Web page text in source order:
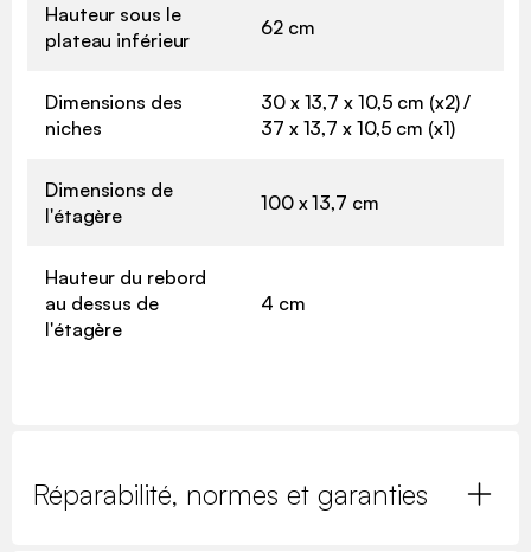
Hauteur sous le
plateau inférieur
62 cm
Dimensions des
niches
30 x 13,7 x 10,5 cm (x2) /
37 x 13,7 x 10,5 cm (x1)
Dimensions de
l'étagère
100 x 13,7 cm
Hauteur du rebord
au dessus de
l'étagère
4 cm
Réparabilité, normes et garanties